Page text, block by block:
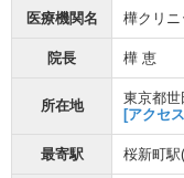
医療機関名 樺クリニ
院長 樺 恵
所在地
東京都
[アクセ
最寄駅 桜新町駅